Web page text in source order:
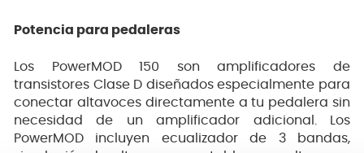
Potencia para pedaleras
Los PowerMOD 150 son amplificadores de
transistores Clase D diseñados especialmente para
conectar altavoces directamente a tu pedalera sin
necesidad de un amplificador adicional. Los
PowerMOD incluyen ecualizador de 3 bandas,